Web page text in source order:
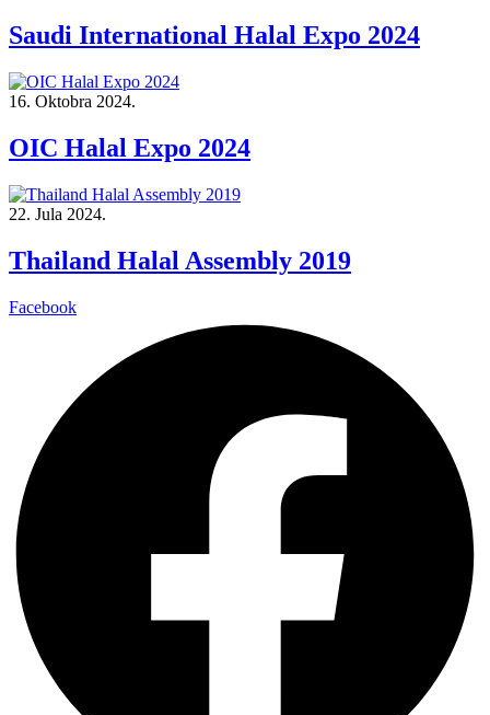
Saudi International Halal Expo 2024
16. Oktobra 2024.
OIC Halal Expo 2024
22. Jula 2024.
Thailand Halal Assembly 2019
Facebook